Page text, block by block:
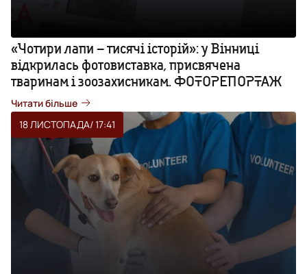
«Чотири лапи – тисячі історій»: у Вінниці
відкрилась фотовиставка, присвячена
тваринам і зоозахисникам. ФОТОРЕПОРТАЖ
Читати більше
18 ЛИСТОПАДА/ 17:41